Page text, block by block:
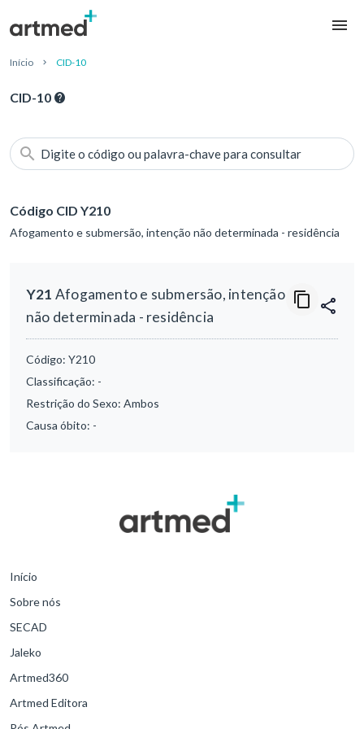
Início CID-10
CID-10
Digite o código ou palavra-chave para consultar
Código CID Y210
Afogamento e submersão, intenção não determinada - residência
Y21 Afogamento e submersão, intenção
não determinada - residência
Código: Y210
Classificação: -
Restrição do Sexo: Ambos
Causa óbito: -
Início
Sobre nós
SECAD
Jaleko
Artmed360
Artmed Editora